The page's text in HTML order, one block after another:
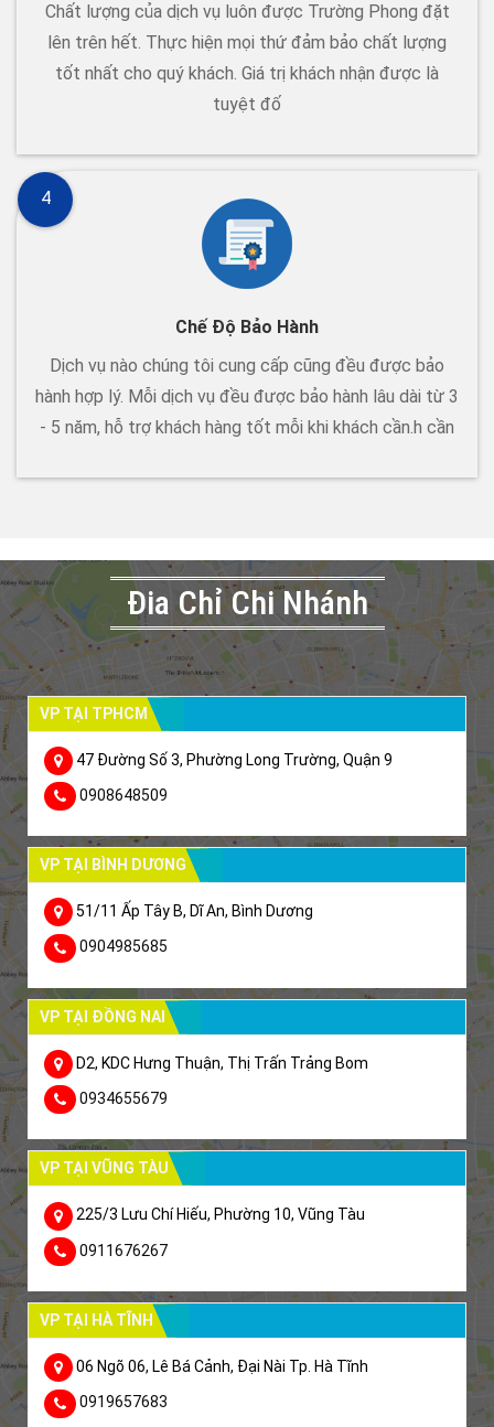
Chất lượng của dịch vụ luôn được Trường Phong đặt
lên trên hết. Thực hiện mọi thứ đảm bảo chất lượng
tốt nhất cho quý khách. Giá trị khách nhận được là
tuyệt đố
Chế Độ Bảo Hành
Dịch vụ nào chúng tôi cung cấp cũng đều được bảo
hành hợp lý. Mỗi dịch vụ đều được bảo hành lâu dài từ 3
- 5 năm, hỗ trợ khách hàng tốt mỗi khi khách cần.h cần
4
Đia Chỉ Chi Nhánh
VP TẠI TPHCM
47 Đường Số 3, Phường Long Trường, Quận 9
0908648509
VP TẠI BÌNH DƯƠNG
51/11 Ấp Tây B, Dĩ An, Bình Dương
0904985685
VP TẠI ĐỒNG NAI
D2, KDC Hưng Thuận, Thị Trấn Trảng Bom
0934655679
VP TẠI VŨNG TÀU
225/3 Lưu Chí Hiếu, Phường 10, Vũng Tàu
0911676267
VP TẠI HÀ TĨNH
06 Ngõ 06, Lê Bá Cảnh, Đại Nài Tp. Hà Tĩnh
0919657683